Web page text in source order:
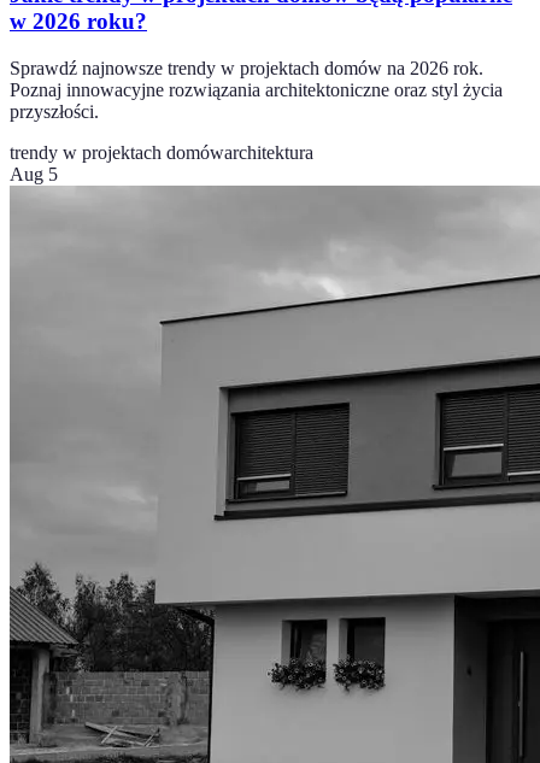
w 2026 roku?
Sprawdź najnowsze trendy w projektach domów na 2026 rok.
Poznaj innowacyjne rozwiązania architektoniczne oraz styl życia
przyszłości.
trendy w projektach domówarchitektura
Aug 5